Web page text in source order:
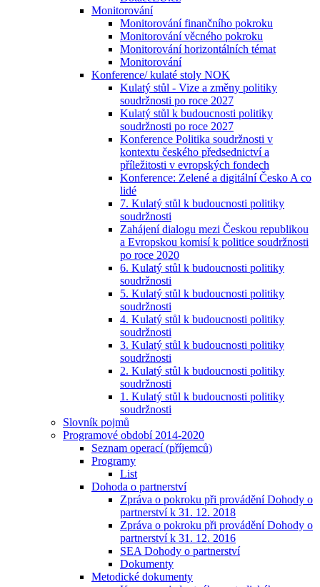
Monitorování
Monitorování finančního pokroku
Monitorování věcného pokroku
Monitorování horizontálních témat
Monitorování
Konference/ kulaté stoly NOK
Kulatý stůl - Vize a změny politiky
soudržnosti po roce 2027
Kulatý stůl k budoucnosti politiky
soudržnosti po roce 2027
Konference Politika soudržnosti v
kontextu českého předsednictví a
příležitosti v evropských fondech
Konference: Zelené a digitální Česko A co
lidé
7. Kulatý stůl k budoucnosti politiky
soudržnosti
Zahájení dialogu mezi Českou republikou
a Evropskou komisí k politice soudržnosti
po roce 2020
6. Kulatý stůl k budoucnosti politiky
soudržnosti
5. Kulatý stůl k budoucnosti politiky
soudržnosti
4. Kulatý stůl k budoucnosti politiky
soudržnosti
3. Kulatý stůl k budoucnosti politiky
soudržnosti
2. Kulatý stůl k budoucnosti politiky
soudržnosti
1. Kulatý stůl k budoucnosti politiky
soudržnosti
Slovník pojmů
Programové období 2014-2020
Seznam operací (příjemců)
Programy
List
Dohoda o partnerství
Zpráva o pokroku při provádění Dohody o
partnerství k 31. 12. 2018
Zpráva o pokroku při provádění Dohody o
partnerství k 31. 12. 2016
SEA Dohody o partnerství
Dokumenty
Metodické dokumenty